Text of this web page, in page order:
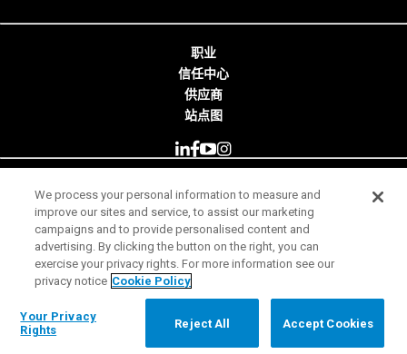
职业
信任中心
供应商
站点图
© 2026 Minitab, LLC. All Rights Reserved.
使用条款
隐私声明
合法
We process your personal information to measure and
improve our sites and service, to assist our marketing
campaigns and to provide personalised content and
advertising. By clicking the button on the right, you can
exercise your privacy rights. For more information see our
privacy notice Cookie Policy
Your Privacy
Rights
Reject All Accept Cookies